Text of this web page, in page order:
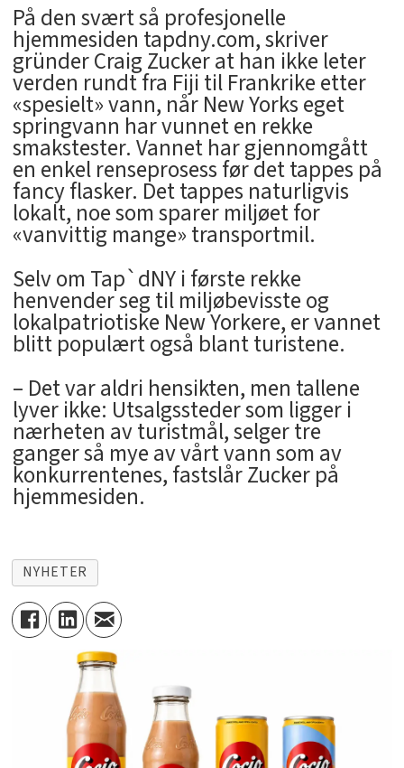
På den svært så profesjonelle
hjemmesiden tapdny.com, skriver
gründer Craig Zucker at han ikke leter
verden rundt fra Fiji til Frankrike etter
«spesielt» vann, når New Yorks eget
springvann har vunnet en rekke
smakstester. Vannet har gjennomgått
en enkel renseprosess før det tappes på
fancy flasker. Det tappes naturligvis
lokalt, noe som sparer miljøet for
«vanvittig mange» transportmil.
Selv om Tap`dNY i første rekke
henvender seg til miljøbevisste og
lokalpatriotiske New Yorkere, er vannet
blitt populært også blant turistene.
– Det var aldri hensikten, men tallene
lyver ikke: Utsalgssteder som ligger i
nærheten av turistmål, selger tre
ganger så mye av vårt vann som av
konkurrentenes, fastslår Zucker på
hjemmesiden.
NYHETER